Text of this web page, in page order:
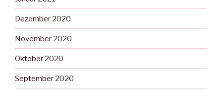
Dezember 2020
November 2020
Oktober 2020
September 2020